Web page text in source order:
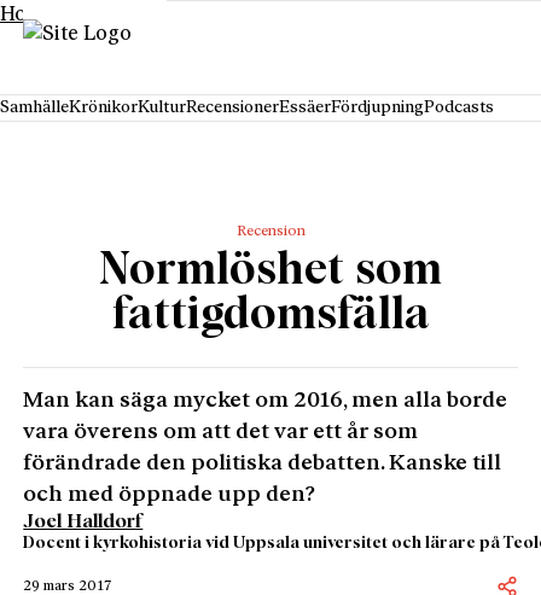
Hoppa till innehåll
SamhälleKrönikorKulturRecensionerEssäerFördjupningPodcasts
Recension
Normlöshet som
fattigdomsfälla
Man kan säga mycket om 2016, men alla borde
vara överens om att det var ett år som
förändrade den politiska debatten. Kanske till
och med öppnade upp den?
Joel Halldorf
Docent i kyrkohistoria vid Uppsala universitet och lärare på
29 mars 2017